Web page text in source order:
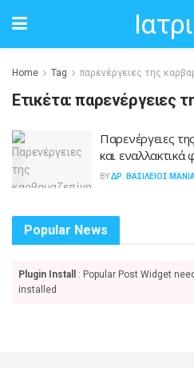
Home Tag παρενέργειες της
Ετικέτα:παρενέργειες
Παρενέργειες
και εναλλακτικά
BYΔΡ. ΒΑΣΊΛΕΙΟΣ
Popular News
Plugin Install
: Popular Post Widget
installed